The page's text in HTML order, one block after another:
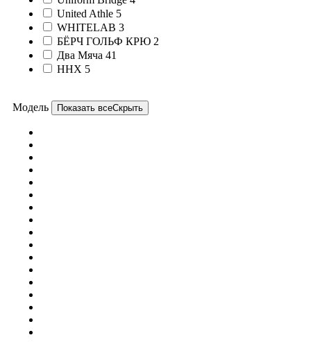
United Athle 5
WHITELAB 3
БЁРЧ ГОЛЬФ КРЮ 2
Два Мяча 41
ННХ 5
Модель Показать всеСкрыть